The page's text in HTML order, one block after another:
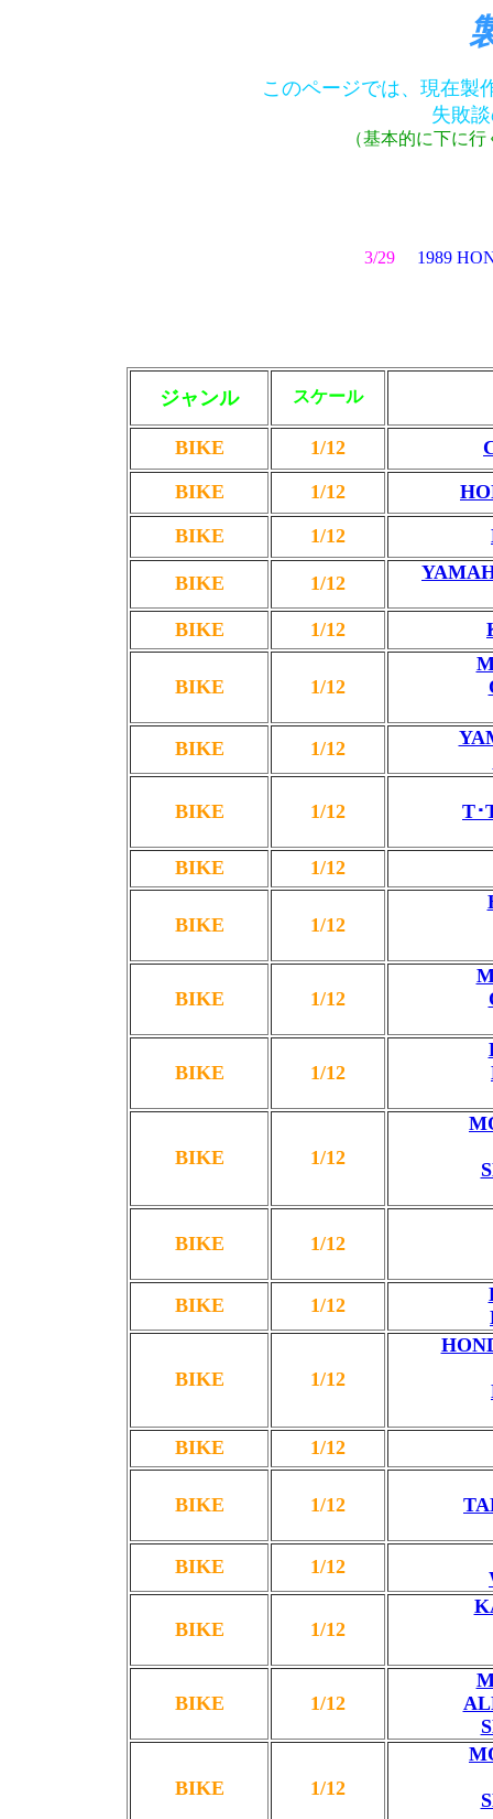
このページでは、現在製
失敗
（基本的に下に
3/29 1989
ジャンル スケール
BIKE 1/12
BIKE
1/12
BIKE
1/12
BIKE 1/12
BIKE 1/12
BIKE 1/12
BIKE 1/12
BIKE 1/12 T･
BIKE 1/12
BIKE 1/12
BIKE 1/12
BIKE 1/12
BIKE 1/12
BIKE 1/12
BIKE 1/12
BIKE 1/12
BIKE 1/12
BIKE 1/12
BIKE 1/12
BIKE 1/12
BIKE 1/12
BIKE 1/12